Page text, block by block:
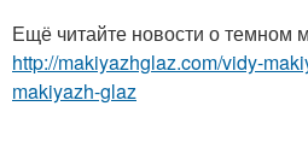
Ещё читайте новости о темном
http://makiyazhglaz.com/vidy-
makiyazh-glaz